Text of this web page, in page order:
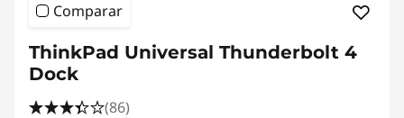
Comparar
ThinkPad Universal Thunderbolt 4
Dock
(86)